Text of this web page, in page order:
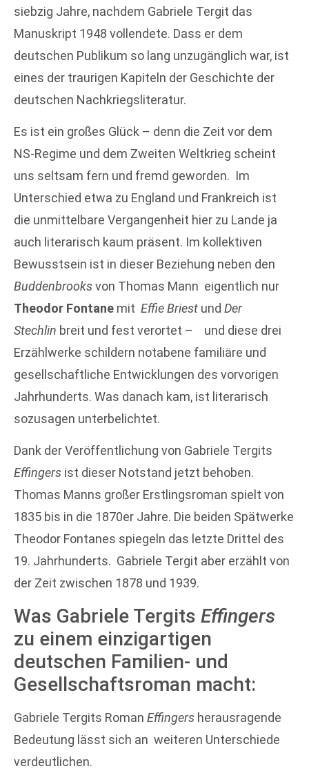
siebzig Jahre, nachdem Gabriele Tergit das
Manuskript 1948 vollendete. Dass er dem
deutschen Publikum so lang unzugänglich war, ist
eines der traurigen Kapiteln der Geschichte der
deutschen Nachkriegsliteratur.
Es ist ein großes Glück – denn die Zeit vor dem
NS-Regime und dem Zweiten Weltkrieg scheint
uns seltsam fern und fremd geworden. Im
Unterschied etwa zu England und Frankreich ist
die unmittelbare Vergangenheit hier zu Lande ja
auch literarisch kaum präsent. Im kollektiven
Bewusstsein ist in dieser Beziehung neben den
Buddenbrooksvon Thomas Mann eigentlich nur
Theodor Fontane mit Effie Briest und Der
Stechlin breit und fest verortet – und diese drei
Erzählwerke schildern notabene familiäre und
gesellschaftliche Entwicklungen des vorvorigen
Jahrhunderts. Was danach kam, ist literarisch
sozusagen unterbelichtet.
Dank der Veröffentlichung von Gabriele Tergits
Effingers ist dieser Notstand jetzt behoben.
Thomas Manns großer Erstlingsroman spielt von
1835 bis in die 1870er Jahre. Die beiden Spätwerke
Theodor Fontanes spiegeln das letzte Drittel des
19. Jahrhunderts. Gabriele Tergit aber erzählt von
der Zeit zwischen 1878 und 1939.
Was Gabriele Tergits Effingers
zu einem einzigartigen
deutschen Familien- und
Gesellschaftsroman macht:
Gabriele Tergits Roman Effingers herausragende
Bedeutung lässt sich an weiteren Unterschiede
verdeutlichen.